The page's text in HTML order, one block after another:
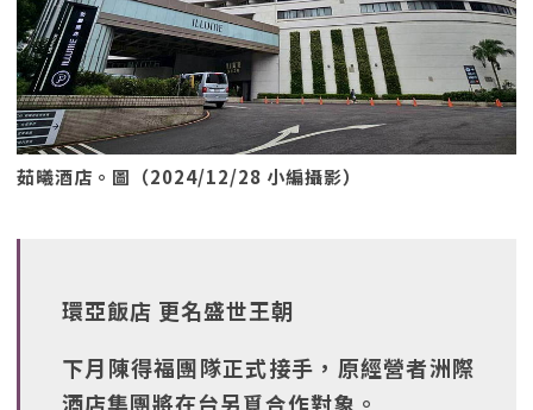
茹曦酒店。圖（2024/12/28 小編攝影）
環亞飯店 更名盛世王朝
下月陳得福團隊正式接手，原經營者洲際
酒店集團將在台另覓合作對象。